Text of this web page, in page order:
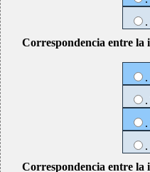
Correspondencia entre la
Correspondencia entre la